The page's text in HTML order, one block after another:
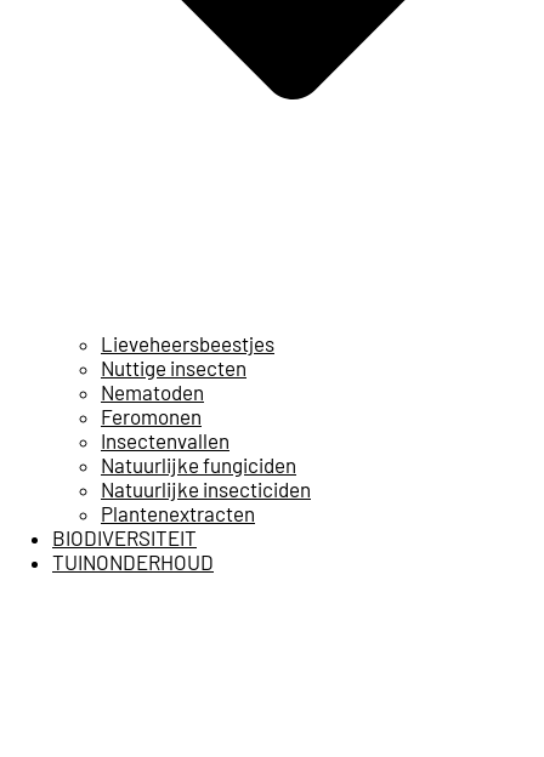
Lieveheersbeestjes
Nuttige insecten
Nematoden
Feromonen
Insectenvallen
Natuurlijke fungiciden
Natuurlijke insecticiden
Plantenextracten
BIODIVERSITEIT
TUINONDERHOUD